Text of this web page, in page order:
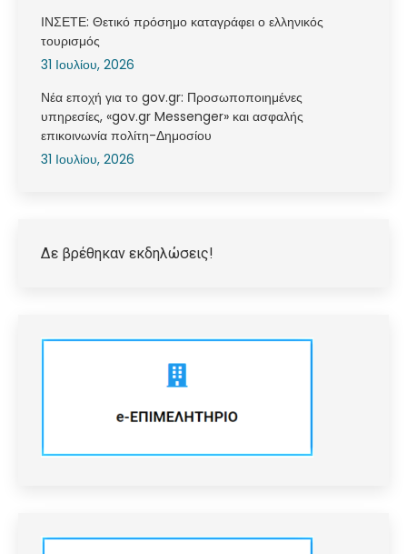
ΙΝΣΕΤΕ: Θετικό πρόσημο καταγράφει ο ελληνικός
τουρισμός
31 Ιουλίου, 2026
Νέα εποχή για το gov.gr: Προσωποποιημένες
υπηρεσίες, «gov.gr Messenger» και ασφαλής
επικοινωνία πολίτη-Δημοσίου
31 Ιουλίου, 2026
Δε βρέθηκαν εκδηλώσεις!